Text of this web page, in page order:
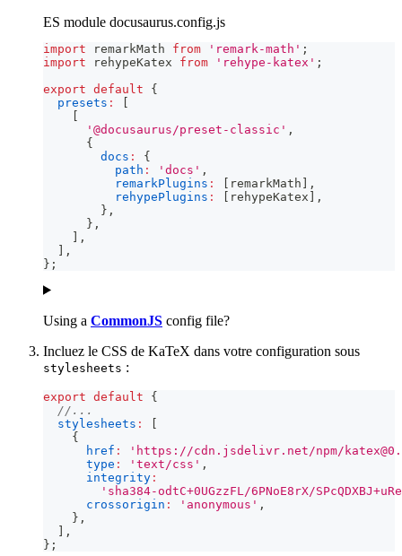
ES module docusaurus.config.js
import remarkMath from 'remark-math' ;
import
rehypeKatex from 'rehype-katex' ;
export default
{
presets :
'@docusaurus/preset-classic' ,
{
docs :
{
path : 'docs' ,
remarkPlugins : remarkMath
,
rehypePlugins : rehypeKatex
,
} ,
} ,
,
,
} ;
Using a CommonJS config file?
Incluez le CSS de KaTeX dans votre configuration sous
stylesheets :
export default
{
//...
stylesheets :
{
href : 'https://cdn.jsdelivr.net/npm/
type : 'text/css' ,
integrity :
'sha384-odtC+0UGzzFL/6PNoE8rX/
crossorigin : 'anonymous' ,
} ,
,
} ;